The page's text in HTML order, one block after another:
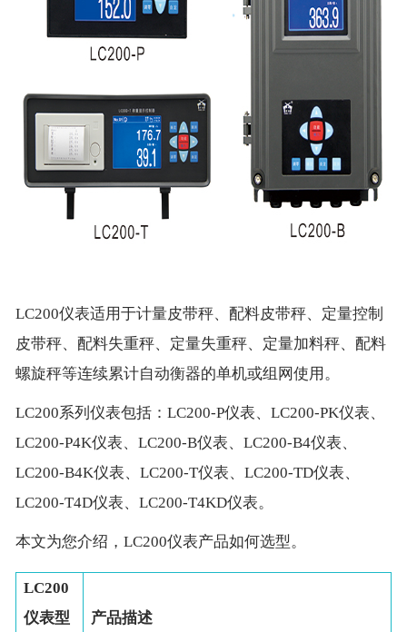
LC200仪表适用于计量皮带秤、配料皮带秤、定量控制
皮带秤、配料失重秤、定量失重秤、定量加料秤、配料
螺旋秤等连续累计自动衡器的单机或组网使用。
LC200系列仪表包括： LC200-P仪表、LC200-PK仪表、
LC200-P4K仪表、 LC200-B仪表、LC200-B4仪表、
LC200-B4K仪表、 LC200-T仪表、LC200-TD仪表、
LC200-T4D仪表、LC200-T4KD仪表。
本文为您介绍，LC200仪表产品如何选型。
LC200
仪表型
产品描述